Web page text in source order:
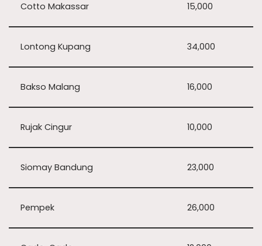
Cotto Makassar 15,000
Lontong Kupang 34,000
Bakso Malang 16,000
Rujak Cingur 10,000
Siomay Bandung 23,000
Pempek 26,000